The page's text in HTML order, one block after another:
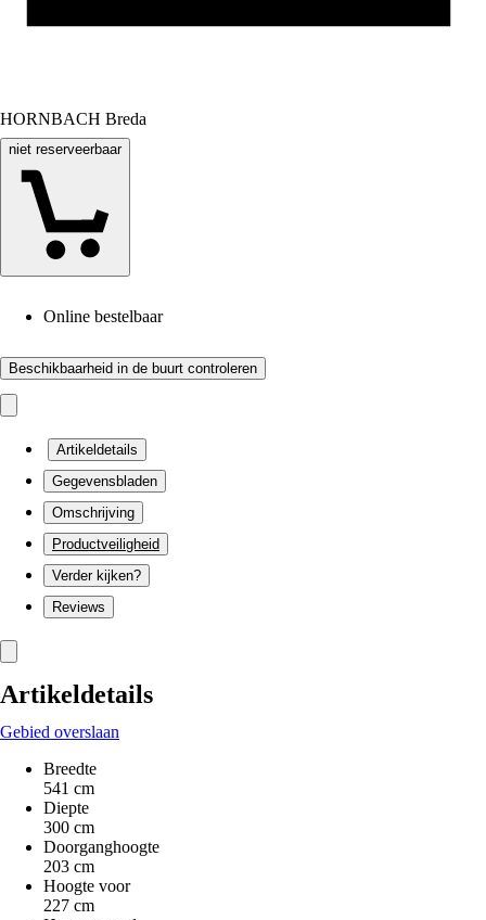
HORNBACH Breda
niet reserveerbaar
Online bestelbaar
Beschikbaarheid in de buurt controleren
Artikeldetails
Gegevensbladen
Omschrijving
Productveiligheid
Verder kijken?
Reviews
Artikeldetails
Gebied overslaan
Breedte
541 cm
Diepte
300 cm
Doorganghoogte
203 cm
Hoogte voor
227 cm